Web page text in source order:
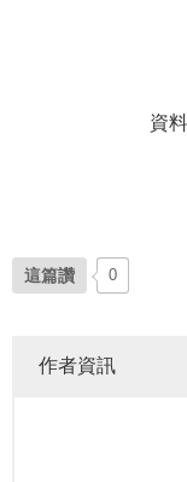
資
這篇讚 0
作者資訊